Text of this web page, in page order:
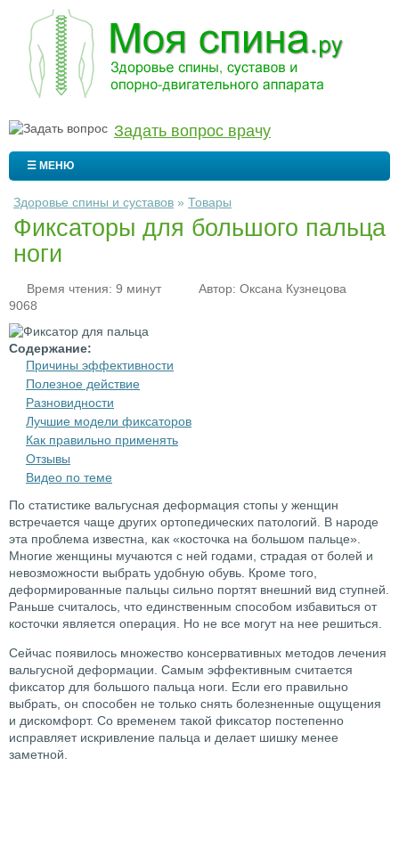
Задать вопрос врачу
☰ МЕНЮ
Здоровье спины и суставов » Товары
Фиксаторы для большого пальца
ноги
Время чтения: 9 минут Автор: Оксана Кузнецова
9068
Содержание:
Причины эффективности
Полезное действие
Разновидности
Лучшие модели фиксаторов
Как правильно применять
Отзывы
Видео по теме
По статистике вальгусная деформация стопы у женщин
встречается чаще других ортопедических патологий. В народе
эта проблема известна, как «косточка на большом пальце».
Многие женщины мучаются с ней годами, страдая от болей и
невозможности выбрать удобную обувь. Кроме того,
деформированные пальцы сильно портят внешний вид ступней.
Раньше считалось, что единственным способом избавиться от
косточки является операция. Но не все могут на нее решиться.
Сейчас появилось множество консервативных методов лечения
вальгусной деформации. Самым эффективным считается
фиксатор для большого пальца ноги. Если его правильно
выбрать, он способен не только снять болезненные ощущения
и дискомфорт. Со временем такой фиксатор постепенно
исправляет искривление пальца и делает шишку менее
заметной.